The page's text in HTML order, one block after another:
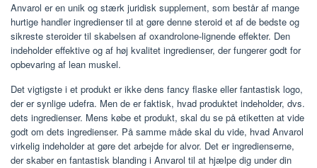
Anvarol er en unik og stærk juridisk supplement, som består af mange
hurtige handler ingredienser til at gøre denne steroid et af de bedste og
sikreste steroider til skabelsen af ​​oxandrolone-lignende effekter. Den
indeholder effektive og af høj kvalitet ingredienser, der fungerer godt for
opbevaring af lean muskel.
Det vigtigste i et produkt er ikke dens fancy flaske eller fantastisk logo,
der er synlige udefra. Men de er faktisk, hvad produktet indeholder, dvs.
dets ingredienser. Mens købe et produkt, skal du se på etiketten at vide
godt om dets ingredienser. På samme måde skal du vide, hvad Anvarol
virkelig indeholder at gøre det arbejde for alvor. Det er ingredienserne,
der skaber en fantastisk blanding i Anvarol til at hjælpe dig under din